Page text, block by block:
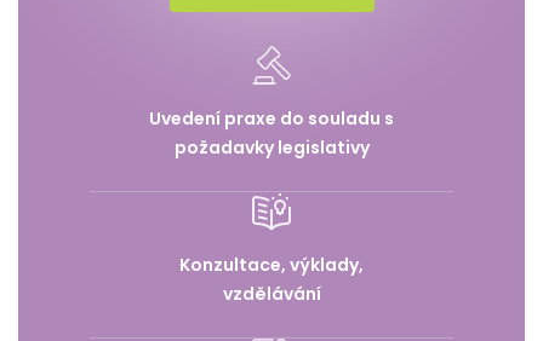
Uvedení praxe do souladu s
požadavky legislativy
Konzultace, výklady,
vzdělávání